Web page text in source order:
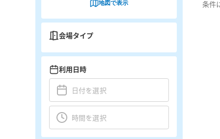
条件
地図で表示
会場タイプ
利用日時